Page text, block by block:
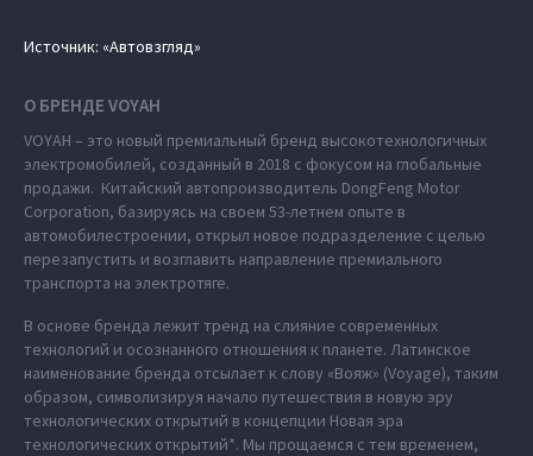
Источник: «Автовзгляд»
О БРЕНДЕ VOYAH
VOYAH – это новый премиальный бренд высокотехнологичных
электромобилей, созданный в 2018 с фокусом на глобальные
продажи. Китайский автопроизводитель DongFeng Motor
Corporation, базируясь на своем 53-летнем опыте в
автомобилестроении, открыл новое подразделение с целью
перезапустить и возглавить направление премиального
транспорта на электротяге.
В основе бренда лежит тренд на слияние современных
технологий и осознанного отношения к планете. Латинское
наименование бренда отсылает к слову «Вояж» (Voyage), таким
образом, символизируя начало путешествия в новую эру
технологических открытий в концепции Новая эра
технологических открытий*. Мы прощаемся с тем временем,